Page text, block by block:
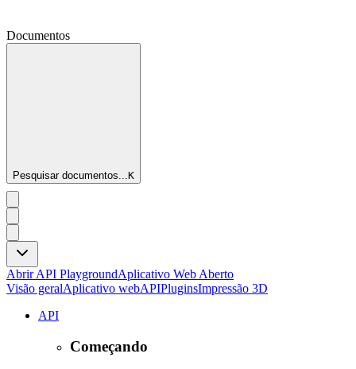
Documentos
Pesquisar documentos...K
Abrir API PlaygroundAplicativo Web Aberto
Visão geralAplicativo webAPIPluginsImpressão 3D
API
Começando